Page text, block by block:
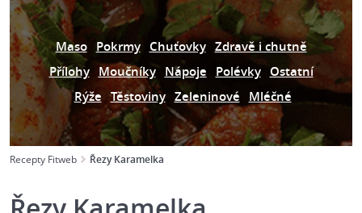
Maso Pokrmy Chuťovky Zdravě i chutně
Přílohy Moučníky Nápoje Polévky Ostatní
Rýže Těstoviny Zeleninové Mléčné
Recepty Fitweb Řezy Karamelka